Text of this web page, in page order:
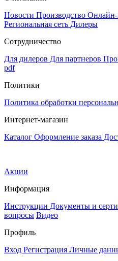
Новости Производство Онлайн-
Региональная сеть Дилеры
Сотрудничество
Для дилеров Для партнеров
pdf
Политики
Политика обработки
Интернет-магазин
Каталог Оформление заказа
Акции
Информация
Инструкции Документы и
вопросы Видео
Профиль
Вход Регистрация Личные